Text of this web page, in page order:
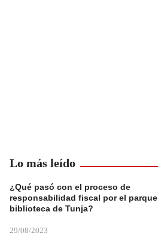
Lo más leído
¿Qué pasó con el proceso de
responsabilidad fiscal por el parque
biblioteca de Tunja?
29/08/2023